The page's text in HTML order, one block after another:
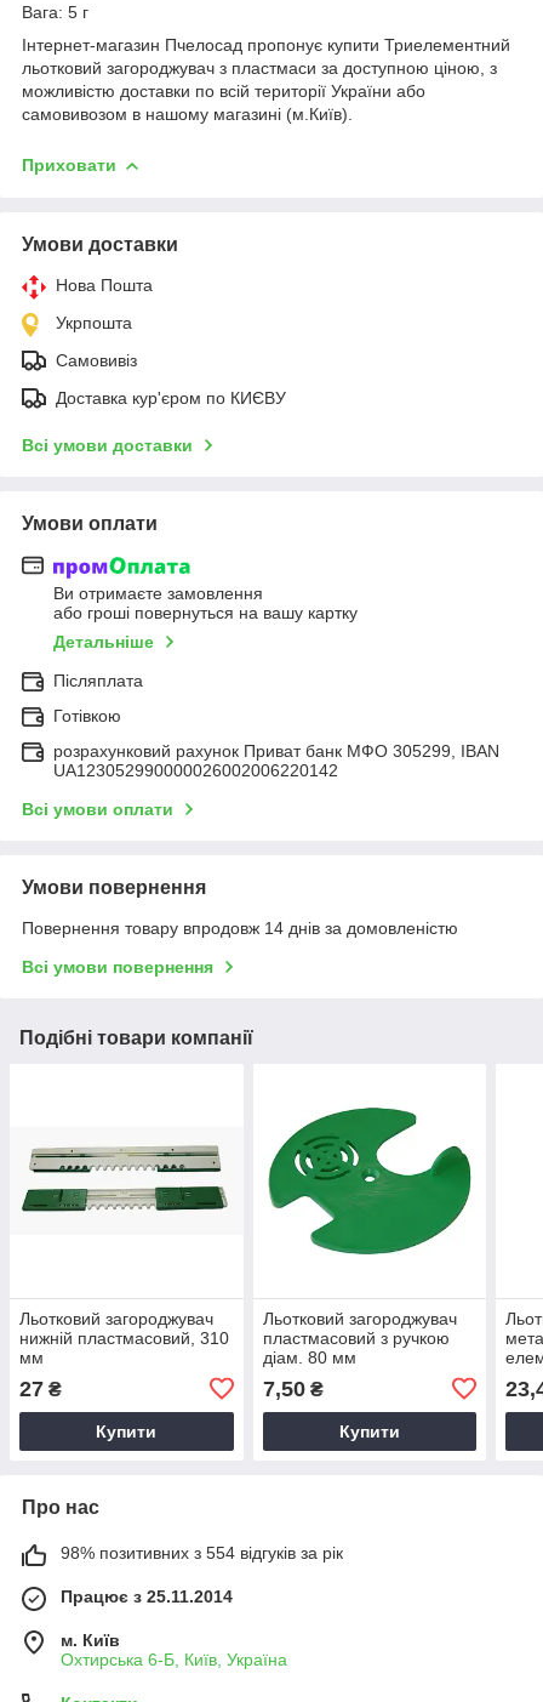
Вага: 5 г
Інтернет-магазин Пчелосад пропонує купити Триелементний
льотковий загороджувач з пластмаси за доступною ціною, з
можливістю доставки по всій території України або
самовивозом в нашому магазині (м.Київ).
Приховати
Умови доставки
Нова Пошта
Укрпошта
Самовивіз
Доставка кур'єром по КИЄВУ
Всі умови доставки
Умови оплати
Ви отримаєте замовлення
або гроші повернуться на вашу картку
Детальніше
Післяплата
Готівкою
розрахунковий рахунок Приват банк МФО 305299, IBAN
UA123052990000026002006220142
Всі умови оплати
Умови повернення
Повернення товару впродовж 14 днів за домовленістю
Всі умови повернення
Подібні товари компанії
Льотковий загороджувач
нижній пластмасовий, 310
мм
27 ₴
Купити
Льотковий загороджувач
пластмасовий з ручкою
діам. 80 мм
7,50₴
Купити
Про нас
98% позитивних з 554 відгуків за рік
Працює з 25.11.2014
м. Київ
Охтирська 6-Б, Київ, Україна